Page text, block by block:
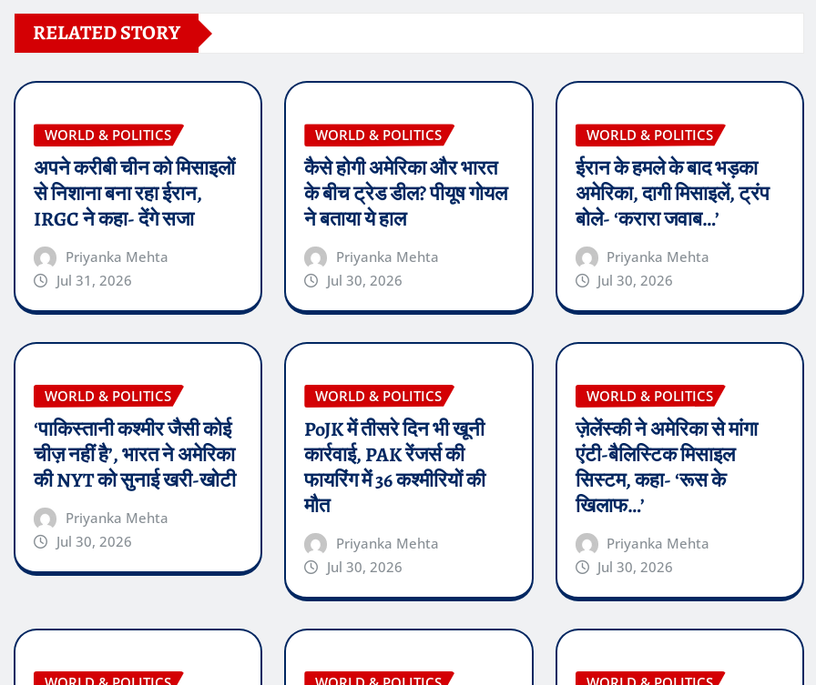
RELATED STORY
WORLD & POLITICS
अपने करीबी चीन को मिसाइलों
से निशाना बना रहा ईरान,
IRGC ने कहा- देंगे सजा
Priyanka Mehta
Jul 31, 2026
WORLD & POLITICS
कैसे होगी अमेरिका और भारत
के बीच ट्रेड डील? पीयूष गोयल
ने बताया ये हाल
Priyanka Mehta
Jul 30, 2026
WORLD & POLITICS
ईरान के हमले के बाद भड़का
अमेरिका, दागी मिसाइलें, ट्रंप
बोले- ‘करारा जवाब…’
Priyanka Mehta
Jul 30, 2026
WORLD & POLITICS
‘पाकिस्तानी कश्मीर जैसी कोई
चीज़ नहीं है’, भारत ने अमेरिका
की NYT को सुनाई खरी-खोटी
Priyanka Mehta
Jul 30, 2026
WORLD & POLITICS
PoJK में तीसरे दिन भी खूनी
कार्रवाई, PAK रेंजर्स की
फायरिंग में 36 कश्मीरियों की
मौत
Priyanka Mehta
Jul 30, 2026
WORLD & POLITICS
ज़ेलेंस्की ने अमेरिका से मांगा
एंटी-बैलिस्टिक मिसाइल
सिस्टम, कहा- ‘रूस के
खिलाफ…’
Priyanka Mehta
Jul 30, 2026